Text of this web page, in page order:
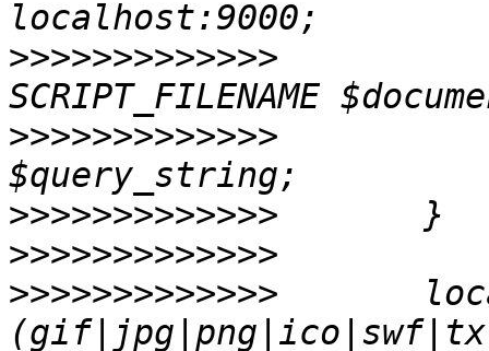
>>>>>>>>>>>>>
>>>>>>>>>>>>>
>>>>>>>>>>>>>
>>>>>>>>>>>>>
>>>>>>>>>>>>>